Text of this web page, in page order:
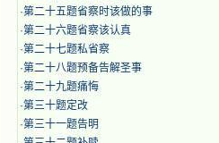
·第二十五题省察时该做的事
·第二十六题省察该认真
·第二十七题私省察
·第二十八题预备告解圣事
·第二十九题痛悔
·第三十题定改
·第三十一题告明